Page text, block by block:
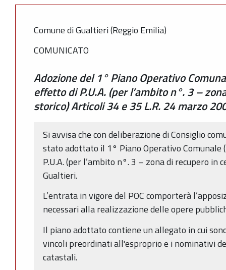
Comune di Gualtieri (Reggio Emilia)
COMUNICATO
Adozione del 1° Piano Operativo
effetto di P.U.A. (per l’ambito n°. 3 –
storico) Articoli 34 e 35 L.R. 24 marzo
Si avvisa che con deliberazione di Consiglio
stato adottato il 1° Piano Operativo Comunale
P.U.A. (per l’ambito n°. 3 – zona di recupero in
Gualtieri.
L’entrata in vigore del POC comporterà
necessari alla realizzazione delle opere
Il piano adottato contiene un allegato in cui
vincoli preordinati all'esproprio e i nominativi
catastali.